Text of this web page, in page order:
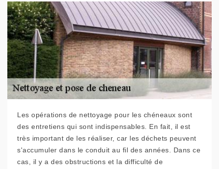
Les opérations de nettoyage pour les chéneaux sont
des entretiens qui sont indispensables. En fait, il est
très important de les réaliser, car les déchets peuvent
s'accumuler dans le conduit au fil des années. Dans ce
cas, il y a des obstructions et la difficulté de